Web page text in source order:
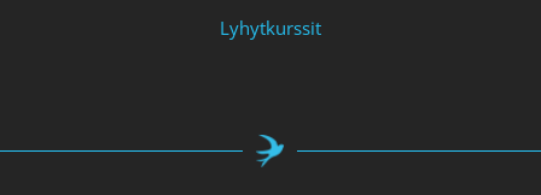
Lyhytkurssit